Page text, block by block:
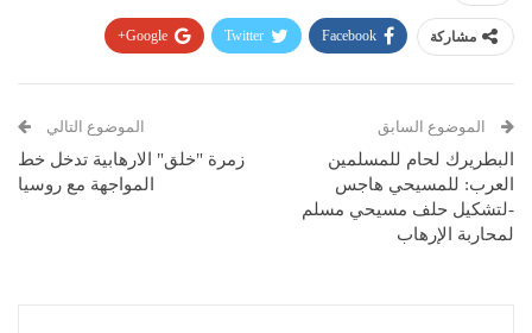
مشاركة Facebook
Twitter
Google+
البريد الإلكتروني
الموضوع السابق
البطريرك لحام للمسلمين
العرب: للمسيحي هاجس
-لتشكيل حلف مسيحي مسلم
لمحاربة الإرهاب
الموضوع التالي
زمرة "خلق" الارهابية تدخل خط
المواجهة مع روسيا